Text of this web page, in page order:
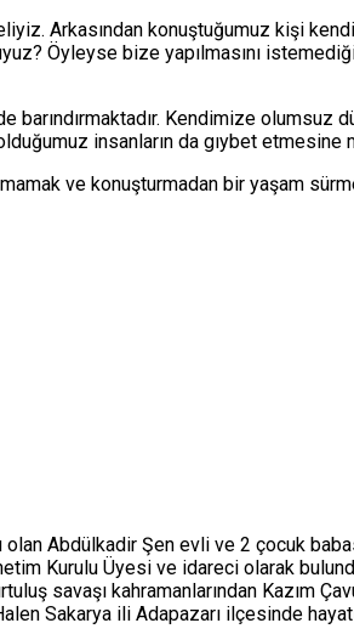
Arkasından konuştuğumuz kişi
Öyleyse bize yapılmasını
barındırmaktadır. Kendimize
insanların da gıybet etmesine
ve konuşturmadan bir yaşam
Abdülkadir Şen evli ve 2 çocuk
Kurulu Üyesi ve idareci olarak
savaşı kahramanlarından Kazım
Sakarya ili Adapazarı ilçesinde